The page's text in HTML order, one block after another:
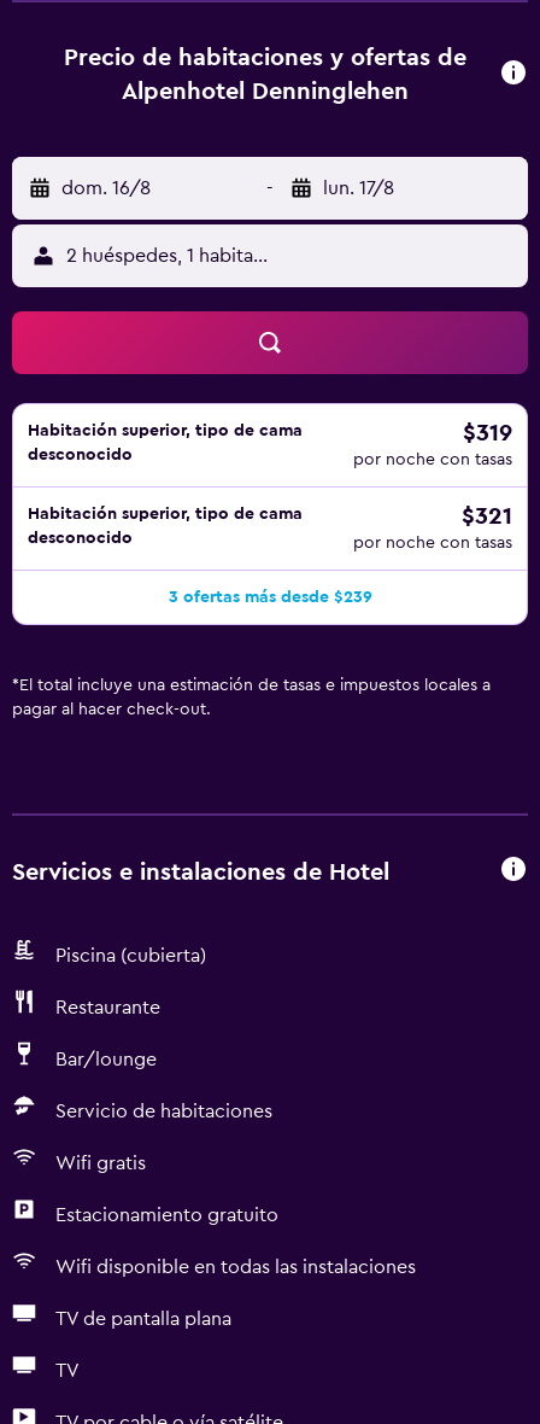
huéspedes pueden navegar por la web gracias a nuestro
acceso a Internet wifi gratis. Los servicios para las
ocio y esparcimiento en este hotel incluyen una piscina
cubierta y sauna. Se pueden practicar las actividades de
ocio y esparcimiento que se indican más abajo en las
instalaciones o cerca del alojamiento (es posible que se
aplique un recargo).
Precio de habitaciones y ofertas de
Alpenhotel Denninglehen
dom. 16/8 - lun. 17/8
2 huéspedes, 1 habitación
Habitación superior, tipo de cama
desconocido
$319
por noche con tasas
Habitación superior, tipo de cama
desconocido
$321
por noche con tasas
3 ofertas más desde $239
* El total incluye una estimación de tasas e impuestos locales a
pagar al hacer check-out.
Servicios e instalaciones de Hotel
Piscina (cubierta)
Restaurante
Bar/lounge
Servicio de habitaciones
Wifi gratis
Estacionamiento gratuito
Wifi disponible en todas las instalaciones
TV de pantalla plana
TV